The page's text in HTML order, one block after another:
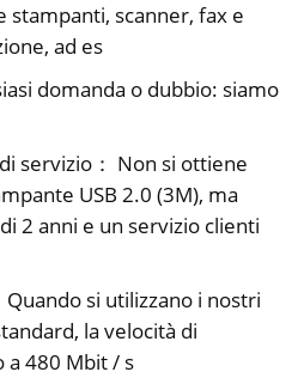
stampanti, scanner, fax e
ad es
domanda o dubbio: siamo
servizio： Non si ottiene
USB 2.0 (3M), ma
2 anni e un servizio clienti
si utilizzano i nostri
la velocità di
480 Mbit / s